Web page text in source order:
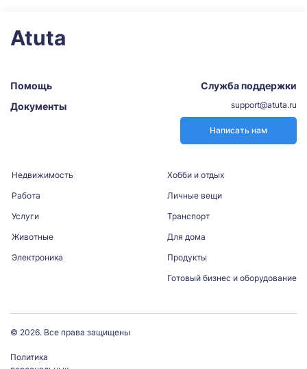
Atuta
Помощь
Документы
Служба поддержки
support@atuta.ru
Написать нам
Недвижимость
Работа
Услуги
Животные
Электроника
Хобби и отдых
Личные вещи
Транспорт
Для дома
Продукты
Готовый бизнес и оборудование
© 2026. Все права защищены
Политика